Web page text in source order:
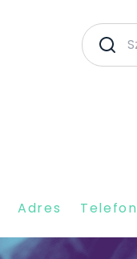
Adres Telefon